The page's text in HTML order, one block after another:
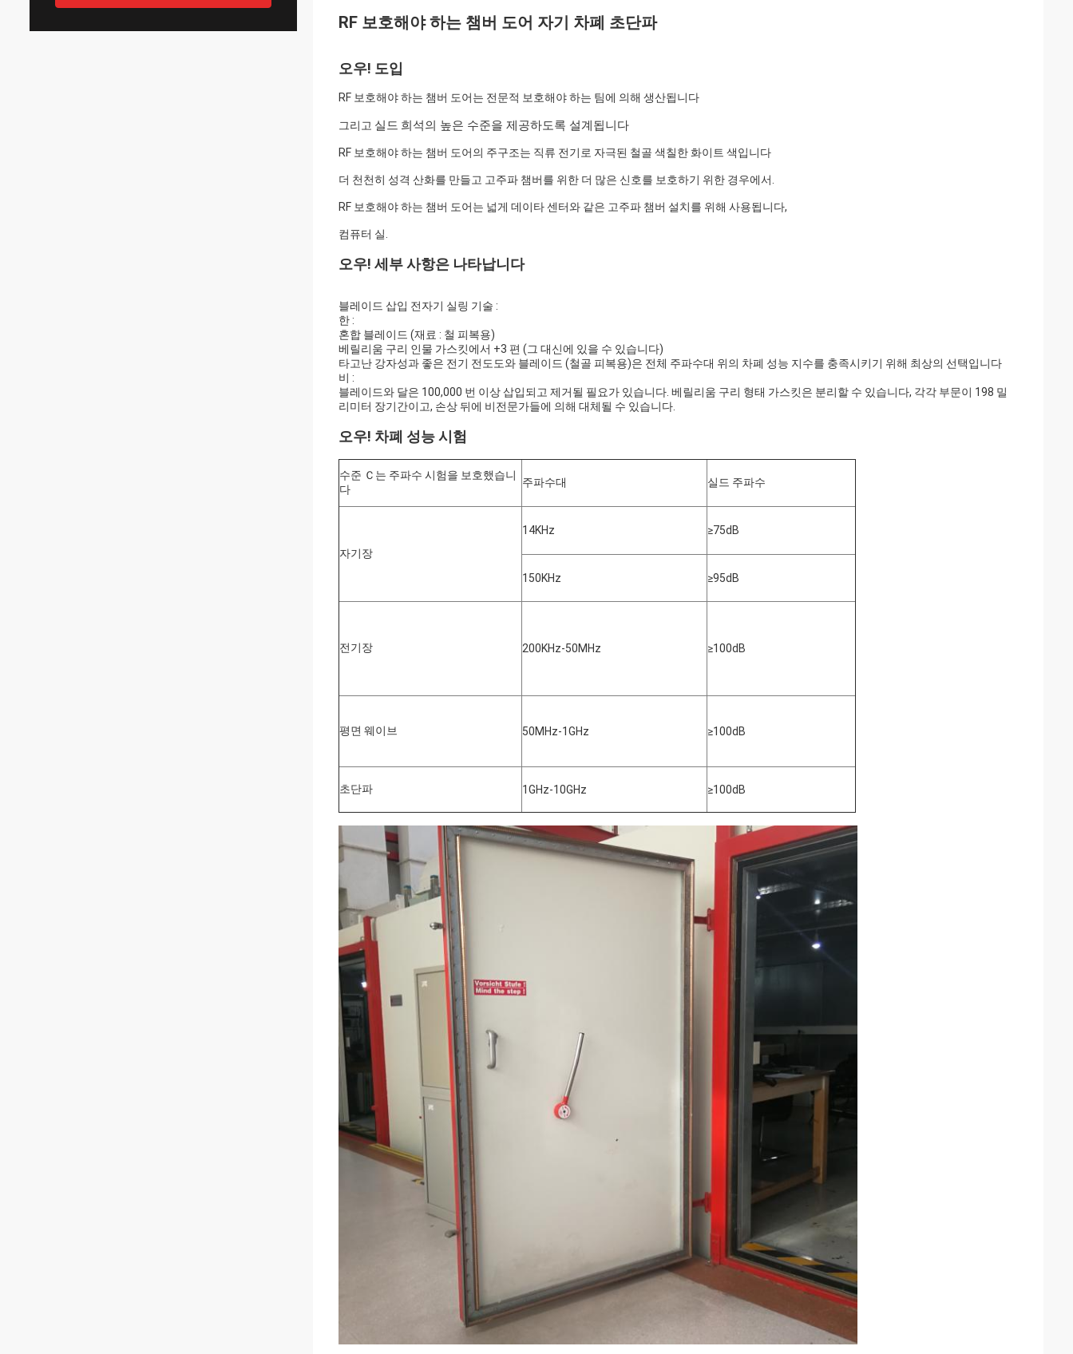
RF 보호해야 하는 챔버 도어 자기 차폐 초단파
오우! 도입
RF 보호해야 하는 챔버 도어는 전문적 보호해야 하는 팀에 의해 생산됩니다
그리고 실드 희석의 높은 수준을 제공하도록 설계됩니다
RF 보호해야 하는 챔버 도어의 주구조는 직류 전기로 자극된 철골 색칠한 화이트 색입니다
더 천천히 성격 산화를 만들고 고주파 챔버를 위한 더 많은 신호를 보호하기 위한 경우에서.
RF 보호해야 하는 챔버 도어는 넓게 데이타 센터와 같은 고주파 챔버 설치를 위해 사용됩니다,
컴퓨터 실.
오우! 세부 사항은 나타납니다
블레이드 삽입 전자기 실링 기술 :
한 :
혼합 블레이드 (재료 : 철 피복용)
베릴리움 구리 인물 가스킷에서 +3 편 (그 대신에 있을 수 있습니다)
타고난 강자성과 좋은 전기 전도도와 블레이드 (철골 피복용)은 전체 주파수대 위의 차폐 성능 지수를 충족시키기 위해 최상의 선택입니다
비 :
블레이드와 달은 100,000 번 이상 삽입되고 제거될 필요가 있습니다. 베릴리움 구리 형태 가스킷은 분리할 수 있습니다, 각각 부문이 198 밀
리미터 장기간이고, 손상 뒤에 비전문가들에 의해 대체될 수 있습니다.
오우! 차폐 성능 시험
수준 Ｃ는 주파수 시험을 보호했습니
다
주파수대 실드 주파수
자기장
14KHz ≥75dB
150KHz ≥95dB
전기장 200KHz-50MHz ≥100dB
평면 웨이브 50MHz-1GHz ≥100dB
초단파 1GHz-10GHz ≥100dB